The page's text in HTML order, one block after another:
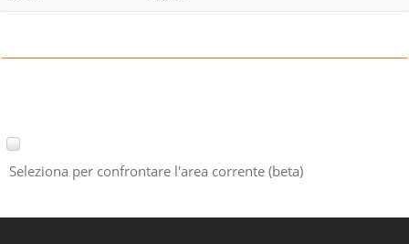
Seleziona per confrontare l'area corrente (beta)